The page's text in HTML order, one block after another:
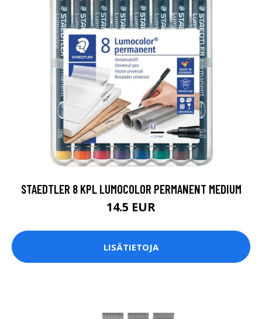
STAEDTLER 8 KPL LUMOCOLOR PERMANENT MEDIUM
14.5 EUR
LISÄTIETOJA